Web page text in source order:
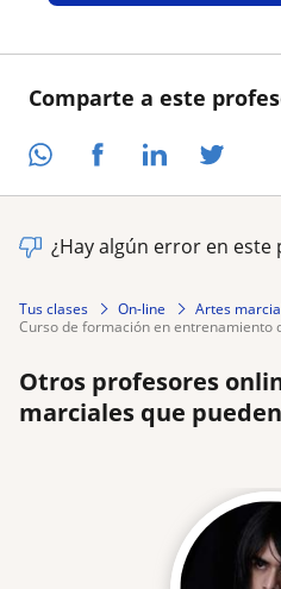
Comparte a este
¿Hay algún error en este
Tus clases On-line
Artes
curso de formación en entrenamiento
Otros profesores
marciales que